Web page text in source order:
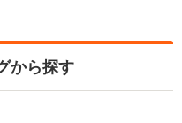
から探す